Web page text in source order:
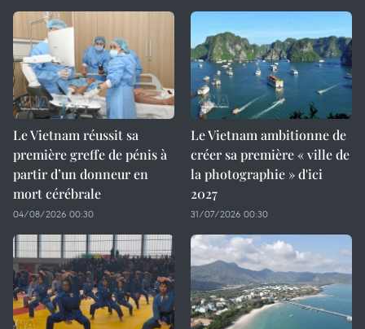
Le Vietnam réussit sa
première greffe de pénis à
partir d’un donneur en
mort cérébrale
04/08/2026 00:30
Le Vietnam ambitionne de
créer sa première « ville de
la photographie » d'ici
2027
31/07/2026 00:30